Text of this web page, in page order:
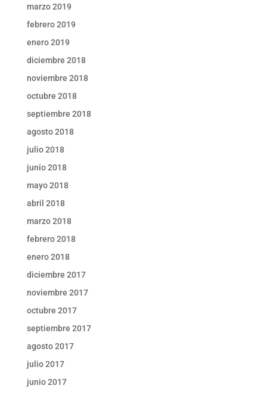
marzo 2019
febrero 2019
enero 2019
diciembre 2018
noviembre 2018
octubre 2018
septiembre 2018
agosto 2018
julio 2018
junio 2018
mayo 2018
abril 2018
marzo 2018
febrero 2018
enero 2018
diciembre 2017
noviembre 2017
octubre 2017
septiembre 2017
agosto 2017
julio 2017
junio 2017